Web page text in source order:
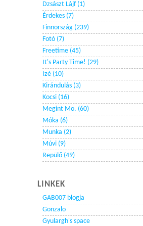
Dzsászt Lájf (1)
Érdekes (7)
Finnország (239)
Fotó (7)
Freetime (45)
It's Party Time! (29)
Izé (10)
Kirándulás (3)
Kocsi (16)
Megint Mo. (60)
Móka (6)
Munka (2)
Múvi (9)
Repülő (49)
LINKEK
GAB007 blogja
Gonzalo
Gyulargh's space